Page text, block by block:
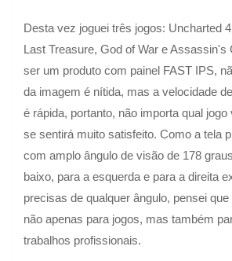
Desta vez joguei três jogos: Uncharted
Last Treasure, God of War e Assassin's
ser um produto com painel FAST IPS,
da imagem é nítida, mas a velocidade
é rápida, portanto, não importa qual
se sentirá muito satisfeito. Como a tela
com amplo ângulo de visão de 178
baixo, para a esquerda e para a direita
precisas de qualquer ângulo, pensei
não apenas para jogos, mas também
trabalhos profissionais.